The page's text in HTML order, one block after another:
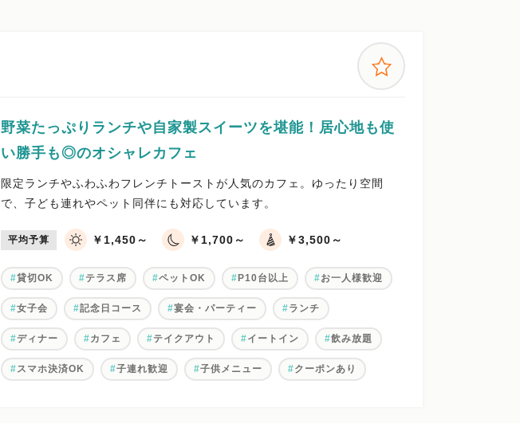
野菜たっぷりランチや自家製スイーツを堪能！居心地も使
い勝手も◎のオシャレカフェ
限定ランチやふわふわフレンチトーストが人気のカフェ。ゆったり空間
で、子ども連れやペット同伴にも対応しています。
平均予算 ￥1,450～ ￥1,700～ ￥3,500～
貸切OK テラス席 ペットOK P10台以上 お一人様歓迎
女子会 記念日コース 宴会・パーティー ランチ
ディナー カフェ テイクアウト イートイン 飲み放題
スマホ決済OK 子連れ歓迎 子供メニュー クーポンあり